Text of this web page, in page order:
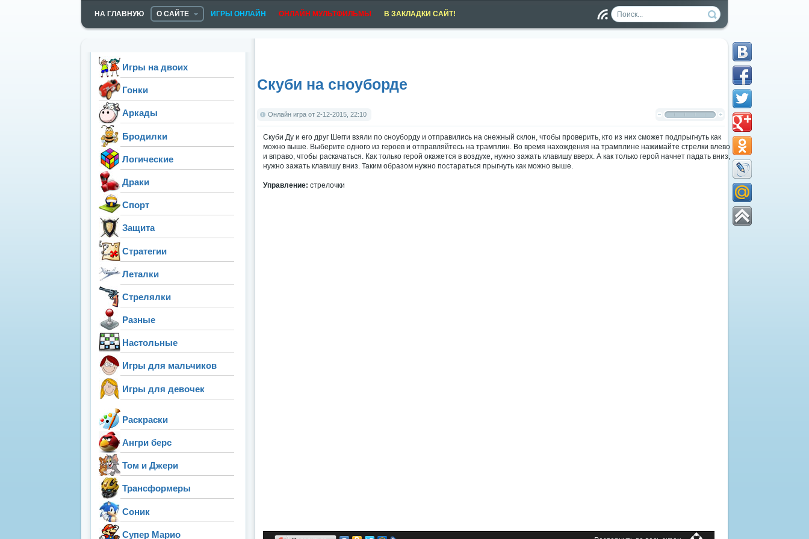
НА ГЛАВНУЮ О САЙТЕ ИГРЫ ОНЛАЙН ОНЛАЙН МУЛЬТФИЛЬМЫ
В ЗАКЛАДКИ САЙТ!
ен
Скуби на сноуборде
Онлайн игра от 2-12-2015, 22:10
Скуби Ду и его друг Шегги взяли по сноуборду и отправились на снежный склон, чтобы проверить, кто из них сможет подпрыгнуть как
можно выше. Выберите одного из героев и отправляйтесь на трамплин. Во время нахождения на трамплине нажимайте стрелки влево
и вправо, чтобы раскачаться. Как только герой окажется в воздухе, нужно зажать клавишу вверх. А как только герой начнет падать вниз,
нужно зажать клавишу вниз. Таким образом нужно постараться прыгнуть как можно выше.
Управление: стрелочки
Игры на двоих
Гонки
Аркады
Бродилки
Логические
Драки
Спорт
Защита
Стратегии
Леталки
Стрелялки
Разные
Настольные
Игры для мальчиков
Игры для девочек
Раскраски
Ангри берс
Том и Джери
Трансформеры
Соник
Супер Марио